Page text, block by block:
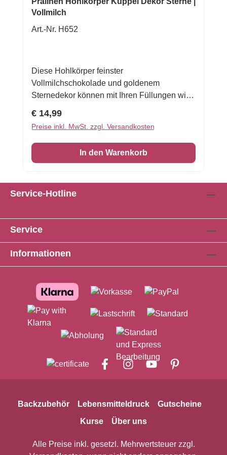
Vollmilch
Art.-Nr. H652
Diese Hohlkörper feinster
Vollmilchschokolade und goldenem
Sternedekor können mit Ihren Füllungen wie
Früchten gefüllt werden. Inhalt: 54 Stk. Es ist
uns ein Anliegen, dass die Ware einwandfrei
bei Ihnen ankommt. Dadurch kann es, bei zu
hohen Temperaturen in den
Zutaten: Zucker, Kakaobutter,
SAHNEPULVER (ENTHÄLT
MILCHBESTANDTEILE), Emulgator:
SOJALECITHIN; Farbstoff: E 172
(Eisenoxide und Eisenhydroxide).
Mindestens 36% Kakaogehalt. Kann Spuren
Nährwertangaben: 100g enthalten
durchschnittlich: Brennwert 2405 KJ 577 kcal
Fett 38 g davon gesättigte Fettsäuren 23 g
Kohlenhydrate 53 g Eiweiß 5.6 g davon
Zucker 53 g Salz 0.16 g
Regulärer Preis:
€ 14,99
Preise inkl. MwSt. zzgl. Versandkosten
In den Warenkorb
Service-Hotline
Service
Informationen
Backzubehör Lebensmitteldruck
Gutscheine
Kurse
Über uns
Alle Preise inkl. gesetzl. Mehrwertsteuer zzgl.